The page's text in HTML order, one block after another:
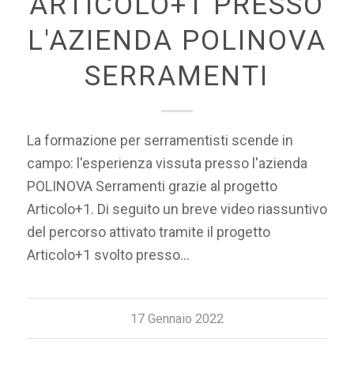
L'AZIENDA POLINOVA
SERRAMENTI
La formazione per serramentisti scende in
campo: l'esperienza vissuta presso l'azienda
POLINOVA Serramenti grazie al progetto
Articolo+1. Di seguito un breve video riassuntivo
del percorso attivato tramite il progetto
Articolo+1 svolto presso…
17 Gennaio 2022